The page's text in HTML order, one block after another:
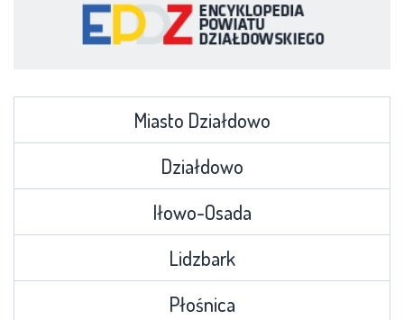
Miasto Działdowo
Działdowo
Iłowo-Osada
Lidzbark
Płośnica